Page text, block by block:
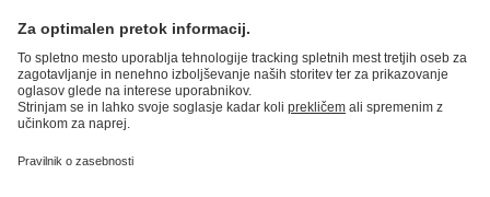
Katalog izdelkov Nadomestni deli
izdelkovProgramska oprema in znanje